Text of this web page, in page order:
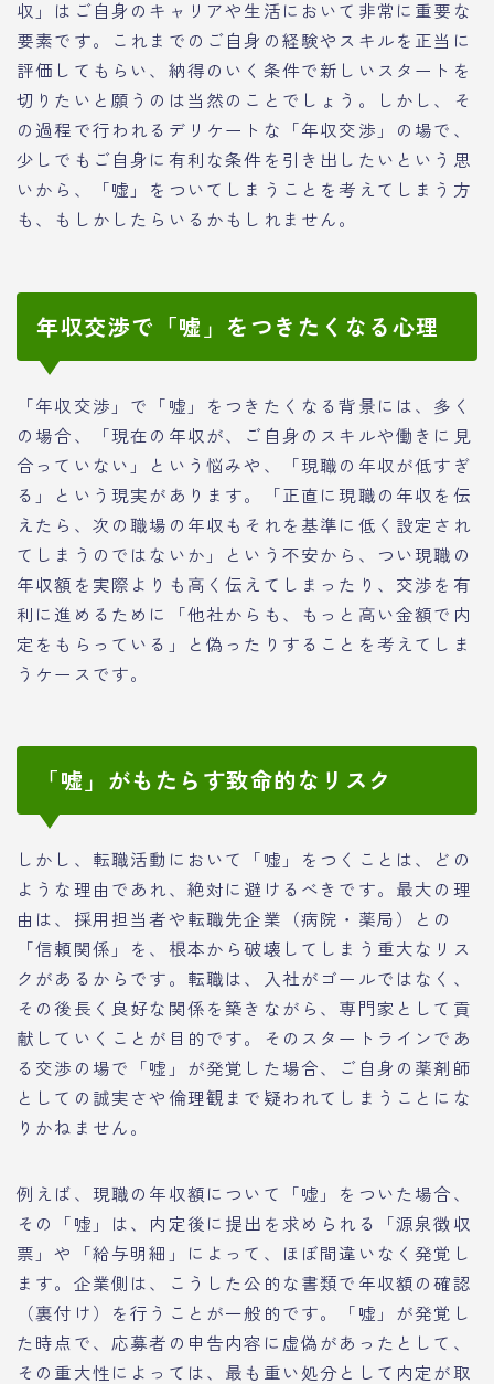
収」はご自身のキャリアや生活において非常に重要な
要素です。これまでのご自身の経験やスキルを正当に
評価してもらい、納得のいく条件で新しいスタートを
切りたいと願うのは当然のことでしょう。しかし、そ
の過程で行われるデリケートな「年収交渉」の場で、
少しでもご自身に有利な条件を引き出したいという思
いから、「嘘」をついてしまうことを考えてしまう方
も、もしかしたらいるかもしれません。
年収交渉で「嘘」をつきたくなる心理
「年収交渉」で「嘘」をつきたくなる背景には、多く
の場合、「現在の年収が、ご自身のスキルや働きに見
合っていない」という悩みや、「現職の年収が低すぎ
る」という現実があります。「正直に現職の年収を伝
えたら、次の職場の年収もそれを基準に低く設定され
てしまうのではないか」という不安から、つい現職の
年収額を実際よりも高く伝えてしまったり、交渉を有
利に進めるために「他社からも、もっと高い金額で内
定をもらっている」と偽ったりすることを考えてしま
うケースです。
「嘘」がもたらす致命的なリスク
しかし、転職活動において「嘘」をつくことは、どの
ような理由であれ、絶対に避けるべきです。最大の理
由は、採用担当者や転職先企業（病院・薬局）との
「信頼関係」を、根本から破壊してしまう重大なリス
クがあるからです。転職は、入社がゴールではなく、
その後長く良好な関係を築きながら、専門家として貢
献していくことが目的です。そのスタートラインであ
る交渉の場で「嘘」が発覚した場合、ご自身の薬剤師
としての誠実さや倫理観まで疑われてしまうことにな
りかねません。
例えば、現職の年収額について「嘘」をついた場合、
その「嘘」は、内定後に提出を求められる「源泉徴収
票」や「給与明細」によって、ほぼ間違いなく発覚し
ます。企業側は、こうした公的な書類で年収額の確認
（裏付け）を行うことが一般的です。「嘘」が発覚し
た時点で、応募者の申告内容に虚偽があったとして、
その重大性によっては、最も重い処分として内定が取